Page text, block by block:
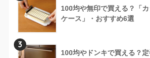
100均や無印で買える？「
ケース」・おすすめ6選
3
100均やドンキで買える？